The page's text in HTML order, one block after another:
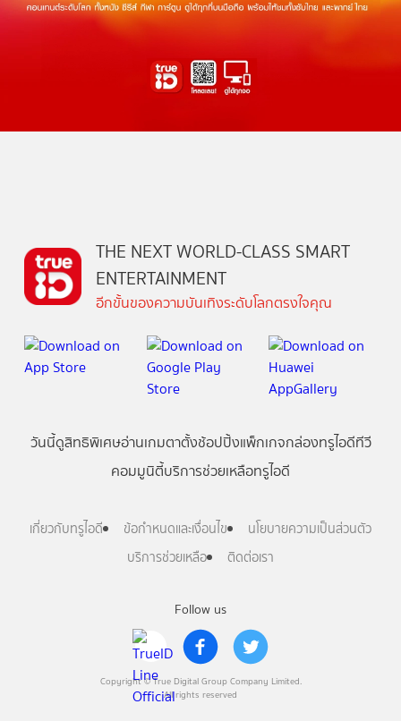
Follow us
Copyright © True Digital Group Company Limited.
All rights reserved
THE NEXT WORLD-CLASS SMART
ENTERTAINMENT
อีกขั้นของความบันเทิงระดับโลกตรงใจคุณ
วันนี้ดูสิทธิพิเศษอ่านเกมตาตั้งช้อปปิ้งแพ็กเกจกล่องทรูไอดีทีวี
คอมมูนิตี้บริการช่วยเหลือทรูไอดี
เกี่ยวกับทรูไอดี ข้อกำหนดและเงื่อนไข
นโยบายความเป็นส่วนตัว
บริการช่วยเหลือ
ติดต่อเรา